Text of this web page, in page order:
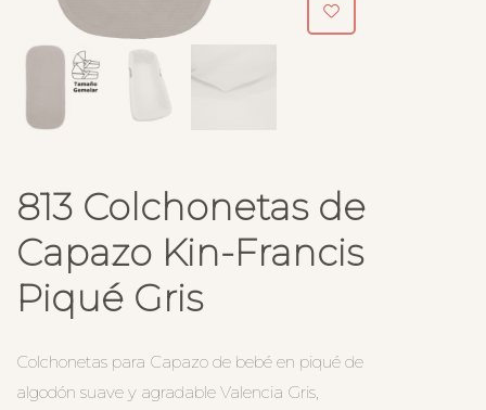
813 Colchonetas de
Capazo Kin-Francis
Piqué Gris
Colchonetas para Capazo de bebé en piqué de
algodón suave y agradable Valencia Gris,